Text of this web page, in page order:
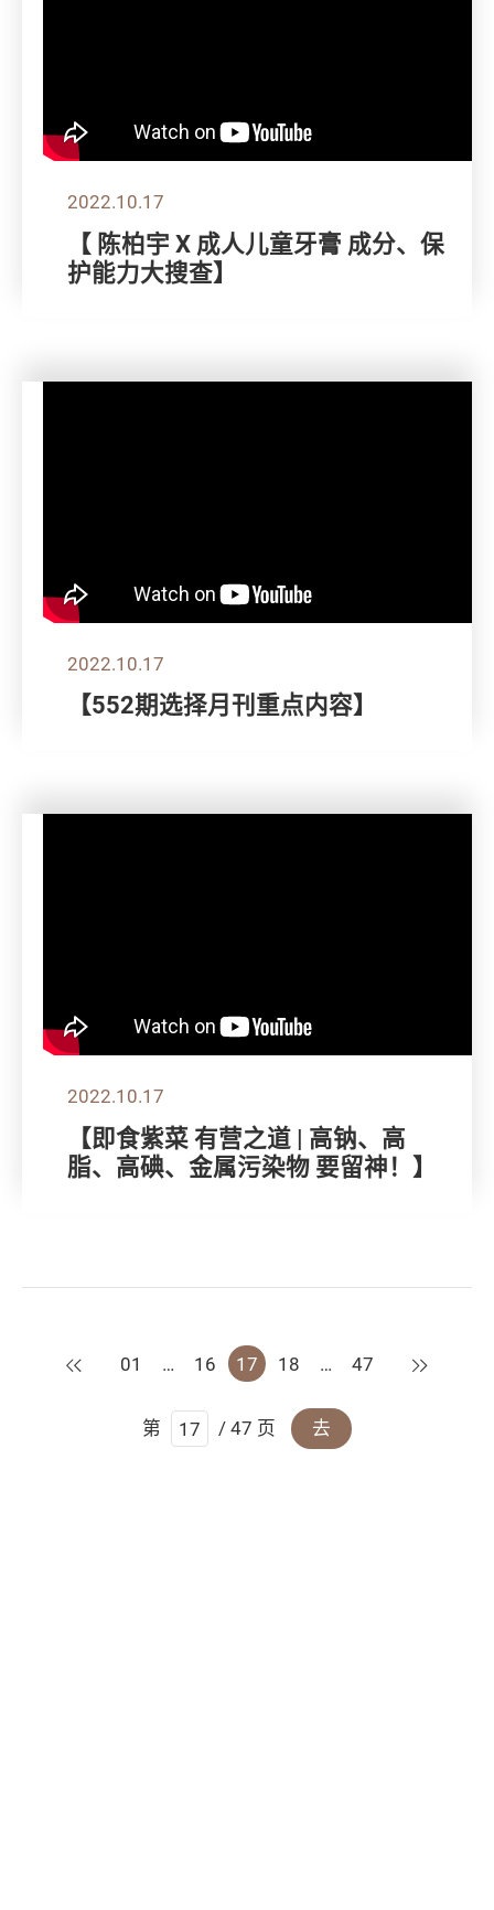
2022.10.17
【 陈柏宇 X 成人儿童牙膏 成分、保
护能力大搜查】
2022.10.17
【552期选择月刊重点内容】
2022.10.17
【即食紫菜 有营之道 | 高钠、高
脂、高碘、金属污染物 要留神！】
上一页
01 … 16 17 18 … 47 下一页
第 / 47 页 去